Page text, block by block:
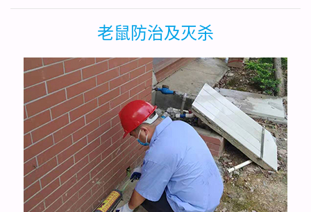
老鼠防治及灭杀